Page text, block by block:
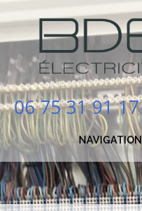
06 75 31 91 17
NAVIGATION